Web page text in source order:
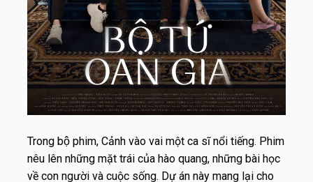
Trong bộ phim, Cảnh vào vai một ca sĩ nổi tiếng. Phim
nêu lên những mặt trái của hào quang, những bài học
về con người và cuộc sống. Dự án này mang lại cho